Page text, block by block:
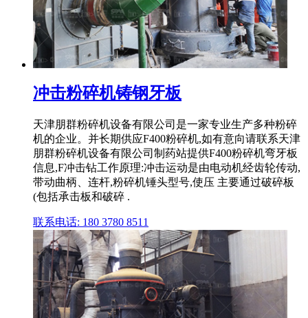
冲击粉碎机铸钢牙板
天津朋群粉碎机设备有限公司是一家专业生产多种粉碎
机的企业。并长期供应F400粉碎机,如有意向请联系天津
朋群粉碎机设备有限公司制药站提供F400粉碎机弯牙板
信息,F冲击钻工作原理:冲击运动是由电动机经齿轮传动,
带动曲柄、连杆,粉碎机锤头型号,使压 主要通过破碎板
(包括承击板和破碎 .
联系电话: 180 3780 8511